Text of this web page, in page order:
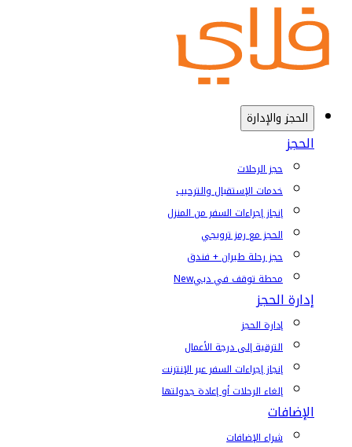
الحجز والإدارة
الحجز
حجز الرحلات
خدمات الإستقبال والترحيب
إنجاز إجراءات السفر من المنزل
الحجز مع رمز ترويجي
حجز رحلة طيران + فندق
محطة توقف في دبيNew
إدارة الحجز
إدارة الحجز
الترقية إلى درجة الأعمال
إنجاز إجراءات السفر عبر الإنترنت
إلغاء الرحلات أو إعادة جدولتها
الإضافات
شراء الإضافات